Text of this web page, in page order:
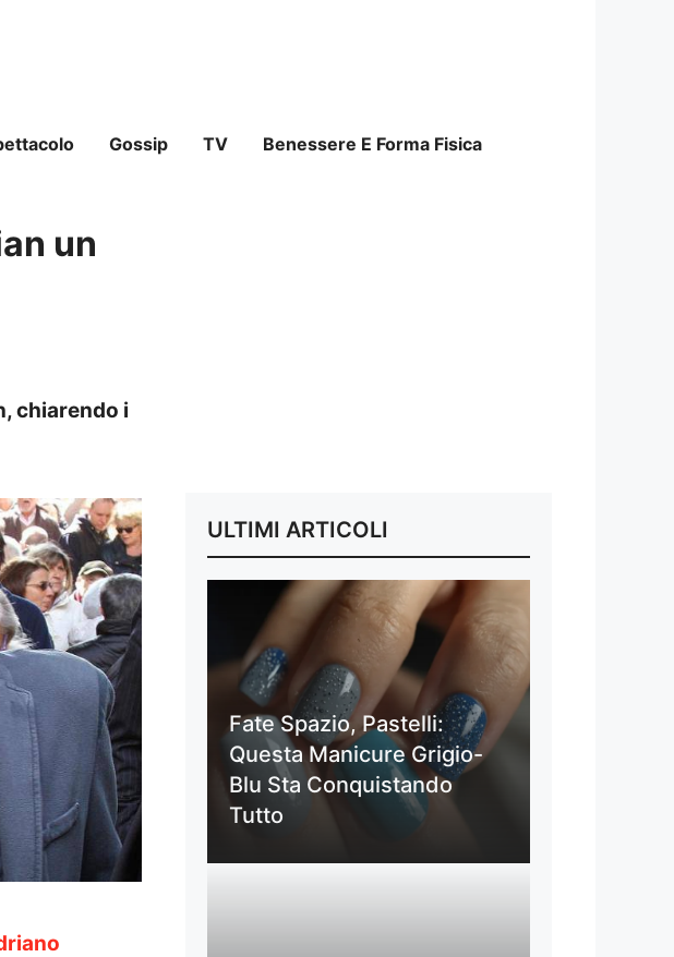
Gossip TV Benessere E Forma Fisica
un
chiarendo i
ULTIMI ARTICOLI
Fate Spazio, Pastelli:
Questa Manicure Grigio-
Blu Sta Conquistando
Tutto